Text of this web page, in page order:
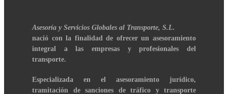
Asesoría y Servicios Globales al Transporte, S.L.
nació con la finalidad de ofrecer un asesoramiento
integral a las empresas y profesionales del
transporte.
Especializada en el asesoramiento jurídico,
tramitación de sanciones de tráfico y transporte